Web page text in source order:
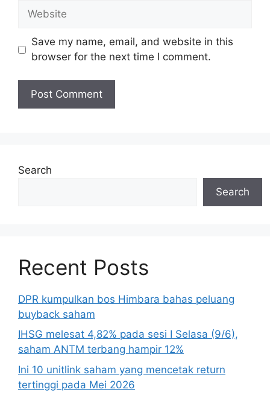
Website
Save my name, email, and website in this
browser for the next time I comment.
Search
Search
Recent Posts
DPR kumpulkan bos Himbara bahas peluang
buyback saham
IHSG melesat 4,82% pada sesi I Selasa (9/6),
saham ANTM terbang hampir 12%
Ini 10 unitlink saham yang mencetak return
tertinggi pada Mei 2026